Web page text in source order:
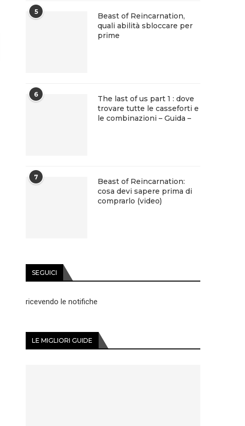
5
Beast of Reincarnation,
quali abilità sbloccare per
prime
6
The last of us part 1 : dove
trovare tutte le casseforti e
le combinazioni – Guida –
7
Beast of Reincarnation:
cosa devi sapere prima di
comprarlo (video)
SEGUICI
ricevendo le notifiche
LE MIGLIORI GUIDE